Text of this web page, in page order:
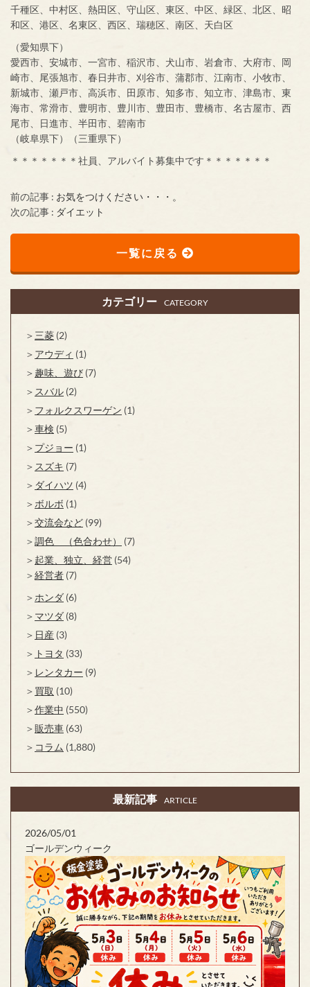
千種区、中村区、熱田区、守山区、東区、中区、緑区、北区、昭
和区、港区、名東区、西区、瑞穂区、南区、天白区
（愛知県下）
愛西市、安城市、一宮市、稲沢市、犬山市、岩倉市、大府市、岡
崎市、尾張旭市、春日井市、刈谷市、蒲郡市、江南市、小牧市、
新城市、瀬戸市、高浜市、田原市、知多市、知立市、津島市、東
海市、常滑市、豊明市、豊川市、豊田市、豊橋市、名古屋市、西
尾市、日進市、半田市、碧南市
（岐阜県下）（三重県下）
＊＊＊＊＊＊＊社員、アルバイト募集中です＊＊＊＊＊＊＊
前の記事 : お気をつけください・・・。
次の記事 : ダイエット
一覧に戻る
カテゴリー CATEGORY
三菱 (2)
アウディ (1)
趣味、遊び (7)
スバル (2)
フォルクスワーゲン (1)
車検 (5)
プジョー (1)
スズキ (7)
ダイハツ (4)
ボルボ (1)
交流会など (99)
調色 （色合わせ）
(7)
起業、独立、経営 (54)
経営者 (7)
ホンダ (6)
マツダ (8)
日産 (3)
トヨタ (33)
レンタカー (9)
買取 (10)
作業中 (550)
販売車 (63)
コラム (1,880)
最新記事 ARTICLE
2026/05/01
ゴールデンウィーク